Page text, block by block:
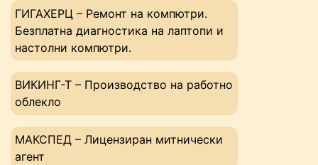
ГИГАХЕРЦ – Ремонт на компютри.
Безплатна диагностика на лаптопи и
настолни компютри.
ВИКИНГ-Т – Производство на работно
облекло
МАКСПЕД – Лицензиран митнически
агент